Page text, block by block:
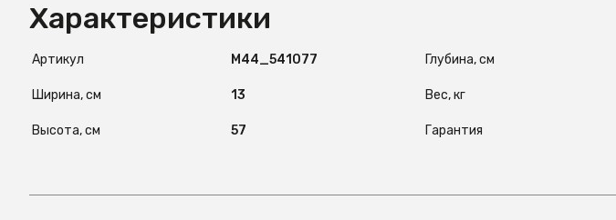
Характеристики
Артикул М44_541077
Ширина, см 13
Высота, см 57
Глубина, см
Вес, кг
Гарантия